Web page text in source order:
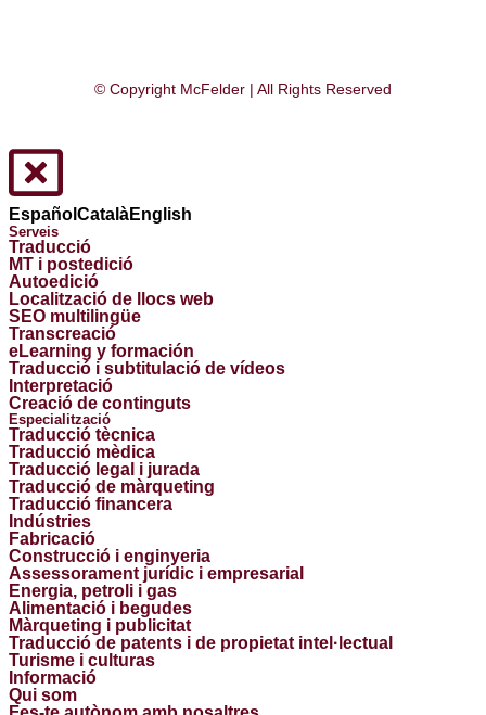
© Copyright McFelder | All Rights Reserved
Español CatalàEnglish
Serveis
Traducció
MT i postedició
Autoedició
Localització de llocs web
SEO multilingüe
Transcreació
eLearning y formación
Traducció i subtitulació de vídeos
Interpretació
Creació de continguts
Especialització
Traducció tècnica
Traducció mèdica
Traducció legal i jurada
Traducció de màrqueting
Traducció financera
Indústries
Fabricació
Construcció i enginyeria
Assessorament jurídic i empresarial
Energia, petroli i gas
Alimentació i begudes
Màrqueting i publicitat
Traducció de patents i de propietat intel·lectual
Turisme i culturas
Informació
Qui som